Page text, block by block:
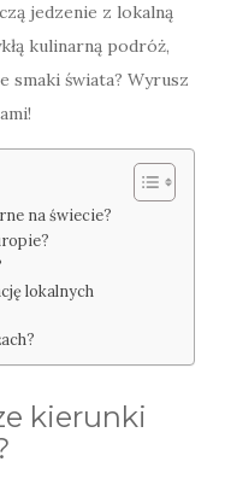
jedzenie z lokalną
kulinarną podróż,
smaki świata? Wyrusz
na świecie?
lokalnych
kierunki